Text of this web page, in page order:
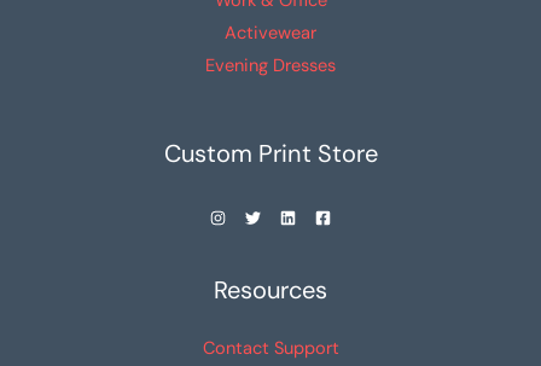
Activewear
Evening Dresses
Custom Print Store
Resources
Contact Support